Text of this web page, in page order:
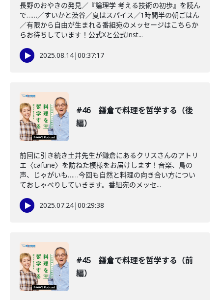
長野のおやきの発見／『論理学 考える技術の初歩』を読ん
で……／すいかと渋谷／夏はスパイス／1時間半の朝ごはん
／有限から自由が生まれる番組宛のメッセージはこちらか
らお待ちしています！公式Xと公式Inst...
2025.08.14|00:37:17
#46 鎌倉で料理を哲学する（後
編）
前回に引き続き土井先生が鎌倉にあるクリスさんのアトリ
エ〈cafune〉を訪ねた模様をお届けします！音楽、鳥の
声、じゃがいも……今回も自然と料理の向き合い方につい
ておしゃべりしていきます。番組宛のメッセ...
2025.07.24|00:29:38
#45 鎌倉で料理を哲学する（前
編）